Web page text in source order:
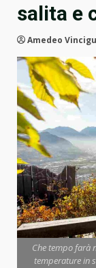
salita e
Amedeo
Che tempo farà
temperature in